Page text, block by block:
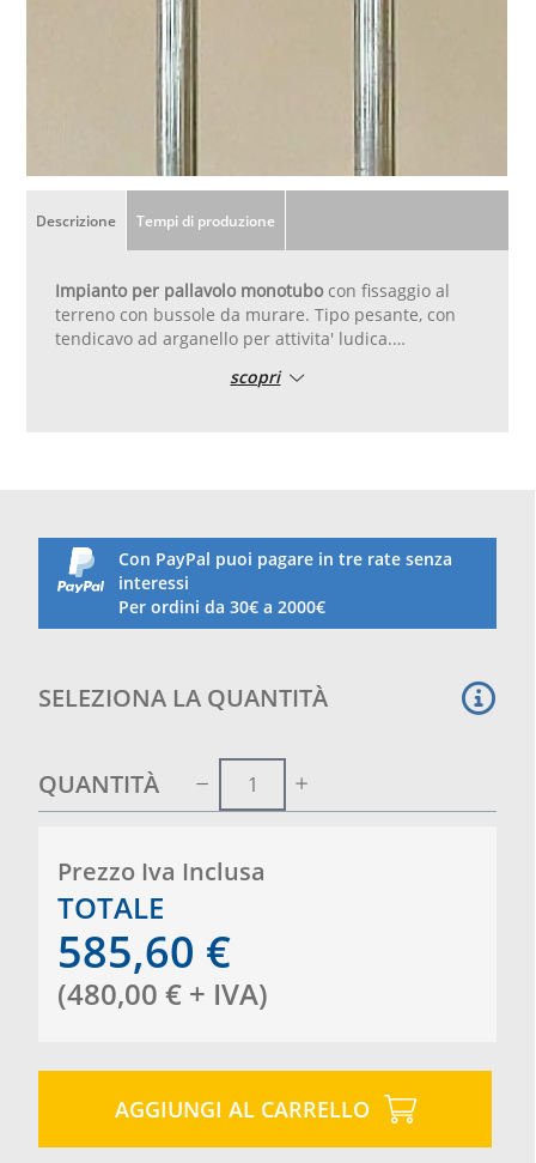
Descrizione Tempi di produzione
Impianto per pallavolo monotubocon fissaggio al
terreno con bussole da murare. Tipo pesante, con
tendicavo ad arganello per attivita' ludica.
robusti tubi in acciaio da 102 mm, zincati. Completi
scopri
Con PayPal puoi pagare in tre rate senza
interessi
Per ordini da 30€ a 2000€
SELEZIONA LA QUANTITÀ
QUANTITÀ
Prezzo Iva Inclusa
TOTALE
585,60 €
(480,00 € + IVA)
AGGIUNGI AL CARRELLO